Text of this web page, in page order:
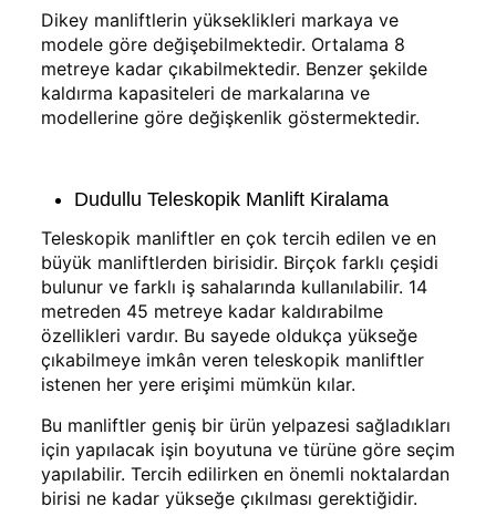
Dikey manliftlerin yükseklikleri markaya ve
modele göre değişebilmektedir. Ortalama 8
metreye kadar çıkabilmektedir. Benzer şekilde
kaldırma kapasiteleri de markalarına ve
modellerine göre değişkenlik göstermektedir.
Dudullu Teleskopik Manlift Kiralama
Teleskopik manliftler en çok tercih edilen ve en
büyük manliftlerden birisidir. Birçok farklı çeşidi
bulunur ve farklı iş sahalarında kullanılabilir. 14
metreden 45 metreye kadar kaldırabilme
özellikleri vardır. Bu sayede oldukça yükseğe
çıkabilmeye imkân veren teleskopik manliftler
istenen her yere erişimi mümkün kılar.
Bu manliftler geniş bir ürün yelpazesi sağladıkları
için yapılacak işin boyutuna ve türüne göre seçim
yapılabilir. Tercih edilirken en önemli noktalardan
birisi ne kadar yükseğe çıkılması gerektiğidir.